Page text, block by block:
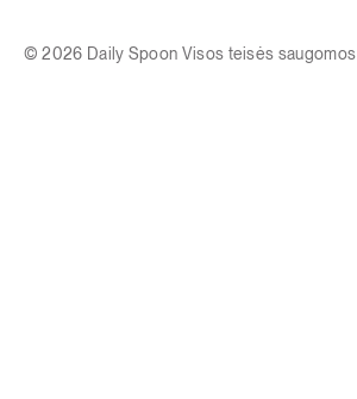
© 2026 Daily Spoon Visos teisės saugomos